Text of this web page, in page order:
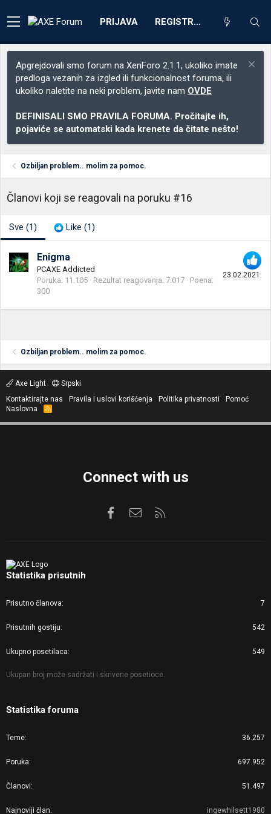
PRIJAVA REGISTRACIJA
Apgrejdovali smo forum na XenForo 2.1.1, ukoliko imate
predloga vezanih za izgled ili funkcionalnost foruma, ili
ukoliko naletite na neki problem, javite nam OVDE
DEFINISALI SMO PRAVILA FORUMA. Pročitajte ih,
pojaviće se automatski kada krenete da čitate nešto!
Ozbiljan problem.. molim za pomoc.
Članovi koji se reagovali na poruku #16
Sve (1) Like (1)
23.02.2021.
Enigma
PCAXE Addicted
Poruka 11.105 Rezultat reagovanja 7.017
Poena
300
Ozbiljan problem.. molim za pomoc.
Axe Light
Srpski
Kontaktirajte nas
Pravila i uslovi korišćenja Politika privatnosti
Pomoć
Naslovna
R
S
Connect with us
FacebookKontaktirajte nas
Statistika prisutnih
Prisutno članova 7
Prisutnih gostiju 542
Ukupno posetilaca 549
Ukupan broj može sadržati i skrivene posetioce.
Statistika foruma
Teme 36.257
Poruka 697.952
Članovi 51.497
Najnoviji član ingewhilsett1980